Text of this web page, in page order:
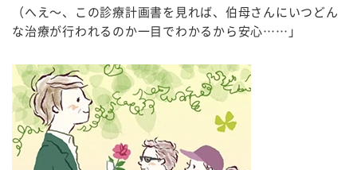
（へえ～、この診療計画書を見れば、伯母さんにいつどん
な治療が行われるのか一目でわかるから安心……」